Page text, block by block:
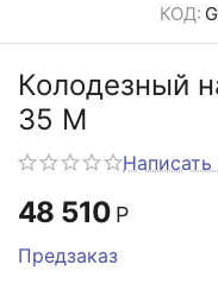
КОД:
Колодезный
35 M
Написать
48 510 Р
Предзаказ